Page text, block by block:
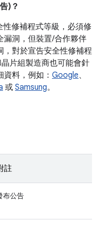
)？
修補程式等級，必須修
漏洞，但裝置/合作夥伴
，對於宣告安全性修補程
片組製造商也可能會針
料，例如： Google、
或 Samsung。
註
布公告